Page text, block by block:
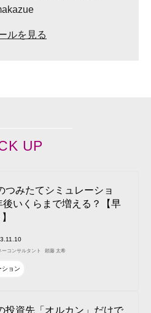
ルを見る
UP
つみたてシミュレーショ
後いくらまで増える？【早
コンサルタント 頼藤 太希
ション
投資先「オルカン」だけで